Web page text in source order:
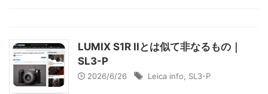
LUMIX S1R IIとは似て非なるもの｜
SL3-P
2026/6/26 Leica info SL3-P